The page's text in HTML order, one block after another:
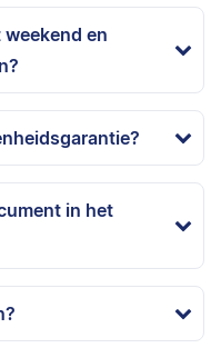
en
in het